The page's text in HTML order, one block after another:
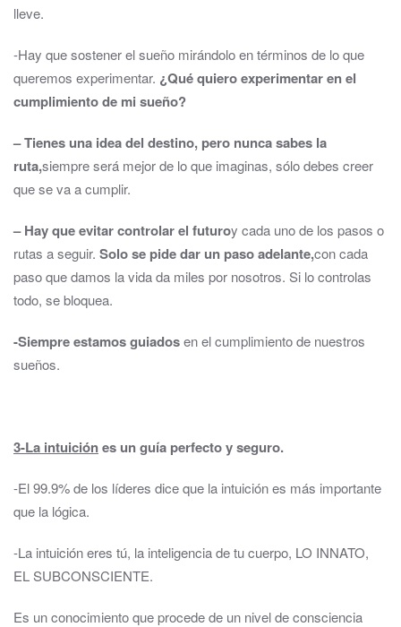
lleve.
-Hay que sostener el sueño mirándolo en términos de lo que
queremos experimentar. ¿Qué quiero experimentar en el
cumplimiento de mi sueño?
–Tienes una idea del destino, pero nunca sabes la
ruta,siempre será mejor de lo que imaginas, sólo debes creer
que se va a cumplir.
– Hay que evitar controlar el futuroy cada uno de los pasos o
rutas a seguir. Solo se pide dar un paso adelante,con cada
paso que damos la vida da miles por nosotros. Si lo controlas
todo, se bloquea.
-Siempre estamos guiadosen el cumplimiento de nuestros
sueños.
3-La intuiciónes un guía perfecto y seguro.
-El 99.9% de los líderes dice que la intuición es más importante
que la lógica.
-La intuición eres tú, la inteligencia de tu cuerpo, LO INNATO,
EL SUBCONSCIENTE.
Es un conocimiento que procede de un nivel de consciencia